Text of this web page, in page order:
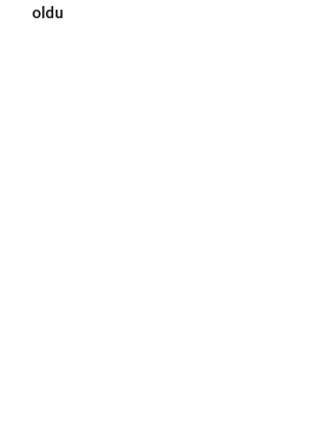
oldu